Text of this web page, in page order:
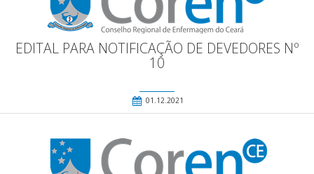
EDITAL PARA NOTIFICAÇÃO DE DEVEDORES Nº
10
01.12.2021